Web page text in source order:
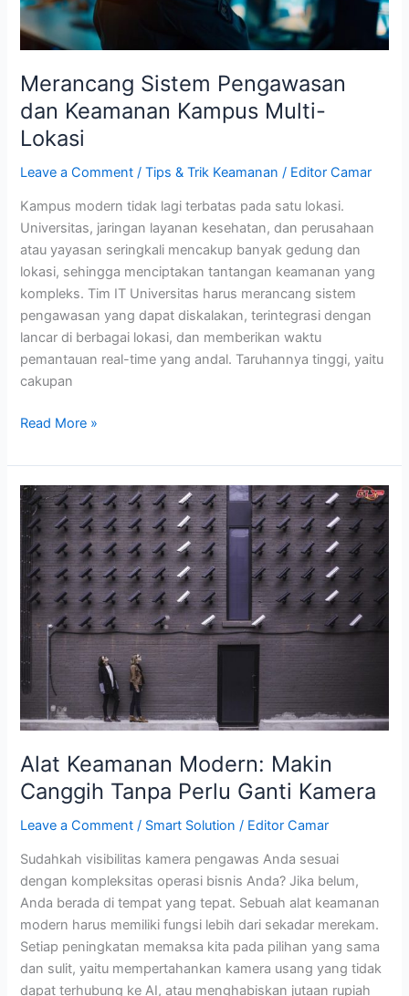
Merancang Sistem Pengawasan
dan Keamanan Kampus Multi-
Lokasi
Leave a Comment /Tips & Trik Keamanan / Editor Camar
Kampus modern tidak lagi terbatas pada satu lokasi.
Universitas, jaringan layanan kesehatan, dan perusahaan
atau yayasan seringkali mencakup banyak gedung dan
lokasi, sehingga menciptakan tantangan keamanan yang
kompleks. Tim IT Universitas harus merancang sistem
pengawasan yang dapat diskalakan, terintegrasi dengan
lancar di berbagai lokasi, dan memberikan waktu
pemantauan real-time yang andal. Taruhannya tinggi, yaitu
cakupan
Read More »
Alat Keamanan Modern: Makin
Canggih Tanpa Perlu Ganti Kamera
Leave a Comment / Smart Solution / Editor Camar
Sudahkah visibilitas kamera pengawas Anda sesuai
dengan kompleksitas operasi bisnis Anda? Jika belum,
Anda berada di tempat yang tepat. Sebuah alat keamanan
modern harus memiliki fungsi lebih dari sekadar merekam.
Setiap peningkatan memaksa kita pada pilihan yang sama
dan sulit, yaitu mempertahankan kamera usang yang tidak
dapat terhubung ke AI, atau menghabiskan jutaan rupiah
Alat
Keamanan
Modern:
Makin
Canggih
Tanpa
Perlu
Kamera